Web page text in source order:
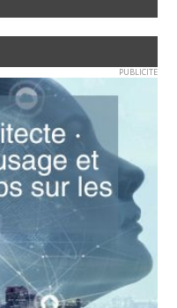
PUBLICITE